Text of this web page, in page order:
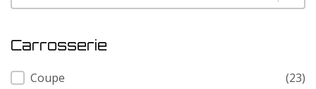
Carrosserie
Carrosserie
Coupe
(23)